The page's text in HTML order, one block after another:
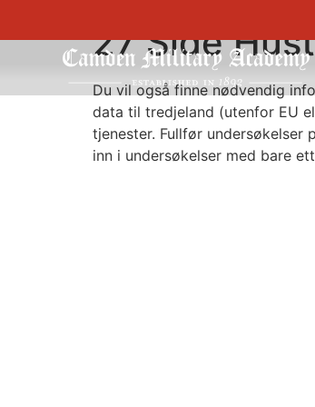
27 Side
Du vil også finne nødvendig
data til tredjeland (utenfor EU
tjenester. Fullfør
inn i undersøkelser med bare